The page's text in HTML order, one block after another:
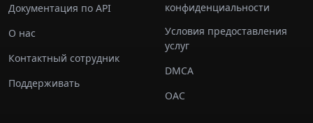
Документация по API
О нас
Контактный сотрудник
Поддерживать
конфиденциальности
Условия предоставления
услуг
DMCA
ОАС